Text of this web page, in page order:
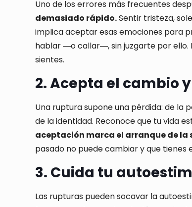
Uno de los errores más frecuentes
demasiado rápido.Sentir tristeza,
implica aceptar esas emociones para
hablar ―o callar―, sin juzgarte por ello.
sientes.
2. Acepta el cambio
Una ruptura supone una pérdida: de la
de la identidad. Reconoce que tu vida
aceptación marca el arranque de la
pasado no puede cambiar y que tienes
3. Cuida tu
Las rupturas pueden socavar la